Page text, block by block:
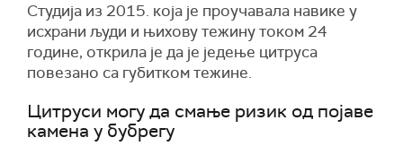
Студија из 2015. која је проучавала навике у
исхрани људи и њихову тежину током 24
године, открила је да је једење цитруса
повезано са губитком тежине.
Цитруси могу да смање ризик од појаве
камена у бубрегу